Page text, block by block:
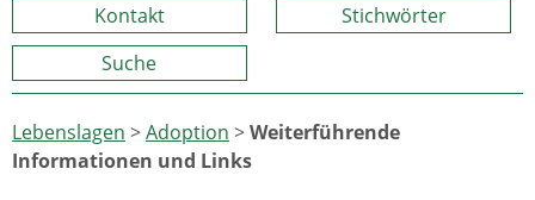
Kontakt
Stichwörter
Suche
Lebenslagen >Adoption >Weiterführende
Informationen und Links